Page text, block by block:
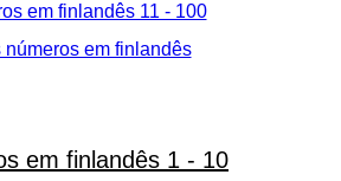
em finlandês 11 - 100
números em finlandês
em finlandês 1 - 10